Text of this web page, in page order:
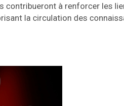
contribueront à renforcer les
la circulation des